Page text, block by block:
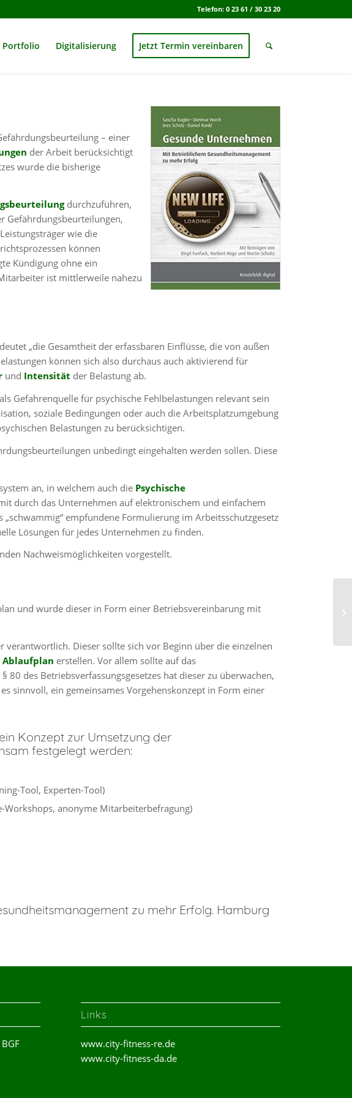
Telefon: 0 23 61 / 30 23 20
Portfolio Digitalisierung Jetzt Termin vereinbaren
– einer
der Arbeit berücksichtigt
wurde die bisherige
durchzuführen,
Gefährdungsbeurteilungen,
wie die
können
Kündigung ohne ein
ist mittlerweile nahezu
„die Gesamtheit der erfassbaren Einflüsse, die von außen
können sich also durchaus auch aktivierend für
und Intensität der Belastung ab.
Gefahrenquelle für psychische Fehlbelastungen relevant sein
soziale Bedingungen oder auch die Arbeitsplatzumgebung
Belastungen zu berücksichtigen.
unbedingt eingehalten werden sollen. Diese
an, in welchem auch die Psychische
durch das Unternehmen auf elektronischem und einfachem
empfundene Formulierung im Arbeitsschutzgesetz
Lösungen für jedes Unternehmen zu finden.
Nachweismöglichkeiten vorgestellt.
und wurde dieser in Form einer Betriebsvereinbarung mit
Dieser sollte sich vor Beginn über die einzelnen
Ablaufplan erstellen. Vor allem sollte auf das
des Betriebsverfassungsgesetzes hat dieser zu überwachen,
sinnvoll, ein gemeinsames Vorgehenskonzept in Form einer
Konzept zur Umsetzung der
festgelegt werden:
Tool, Experten-Tool)
anonyme Mitarbeiterbefragung)
zu mehr Erfolg. Hamburg
Links
www.city-fitness-re.de
www.city-fitness-da.de